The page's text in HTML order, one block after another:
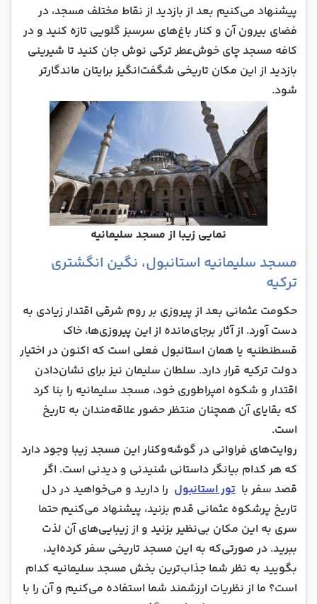
پیشنهاد می‌کنیم بعد از بازدید از نقاط مختلف مسجد، در
فضای بیرون آن و کنار باغ‌های سرسبز گلویی تازه کنید و در
کافه مسجد چای خوش‌عطر ترکی نوش جان کنید تا شیرینی
بازدید از این مکان تاریخی شگفت‌انگیز برایتان ماندگارتر
شود.
نمایی زیبا از مسجد سلیمانیه
مسجد سلیمانیه استانبول، نگین انگشتری
ترکیه
حکومت عثمانی بعد از پیروزی بر روم شرقی اقتدار زیادی به‌
دست آورد. از آثار برجای‌مانده از این پیروزی‌ها، خاک
قسطنطنیه یا همان استانبول فعلی است که اکنون در اختیار
دولت ترکیه قرار دارد. سلطان سلیمان نیز برای نشان‌دادن
اقتدار و شکوه امپراطوری خود، مسجد سلیمانیه را بنا کرد
که بقایای آن همچنان منتظر حضور علاقه‌مندان به تاریخ
است.
روایت‌های فراوانی در گوشه‌وکنار این مسجد زیبا وجود دارد
که هر کدام بیانگر داستانی شنیدنی و دیدنی است. اگر
قصد سفر با تور استانبول را دارید و می‌خواهید در دل
تاریخ پرشکوه عثمانی قدم بزنید، پیشنهاد می‌کنیم حتما
سری به این مکان بی‌نظیر بزنید و از زیبایی‌های آن لذت
ببرید. در صورتی‌که به این مسجد تاریخی سفر کرده‌اید،
بگویید به نظر شما جذاب‌ترین بخش مسجد سلیمانیه کدام
است؟ ما از نظریات ارزشمند شما استفاده می‌کنیم و آن را با